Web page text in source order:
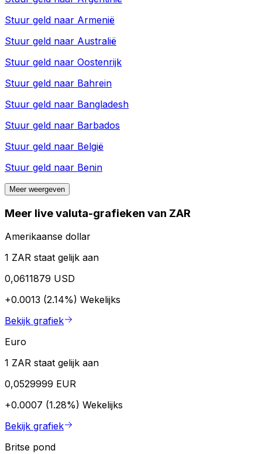
Stuur geld naar Armenië
Stuur geld naar Australië
Stuur geld naar Oostenrijk
Stuur geld naar Bahrein
Stuur geld naar Bangladesh
Stuur geld naar Barbados
Stuur geld naar België
Stuur geld naar Benin
Meer weergeven
Meer live valuta-grafieken van ZAR
Amerikaanse dollar
1 ZAR staat gelijk aan
0,0611879 USD
+0.0013 (2.14%) Wekelijks
Bekijk grafiek
Euro
1 ZAR staat gelijk aan
0,0529999 EUR
+0.0007 (1.28%) Wekelijks
Bekijk grafiek
Britse pond